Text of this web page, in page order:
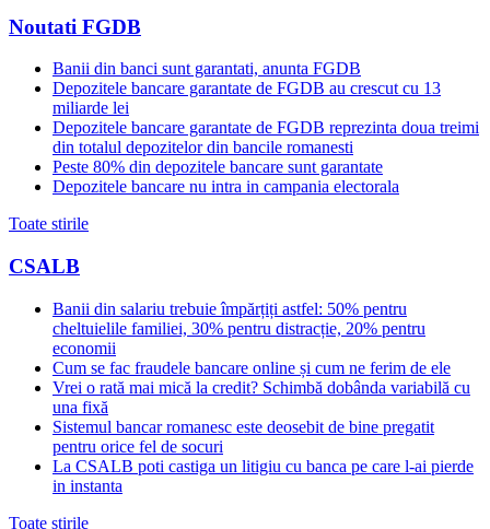
Noutati FGDB
Banii din banci sunt garantati, anunta FGDB
Depozitele bancare garantate de FGDB au crescut cu 13
miliarde lei
Depozitele bancare garantate de FGDB reprezinta doua treimi
din totalul depozitelor din bancile romanesti
Peste 80% din depozitele bancare sunt garantate
Depozitele bancare nu intra in campania electorala
Toate stirile
CSALB
Banii din salariu trebuie împărțiți astfel: 50% pentru
cheltuielile familiei, 30% pentru distracție, 20% pentru
economii
Cum se fac fraudele bancare online și cum ne ferim de ele
Vrei o rată mai mică la credit? Schimbă dobânda variabilă cu
una fixă
Sistemul bancar romanesc este deosebit de bine pregatit
pentru orice fel de socuri
La CSALB poti castiga un litigiu cu banca pe care l-ai pierde
in instanta
Toate stirile